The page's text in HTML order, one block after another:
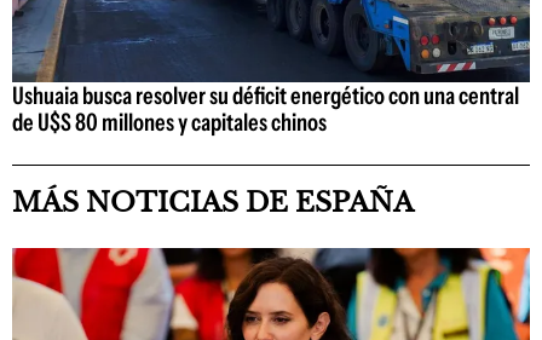
Ushuaia busca resolver su déficit energético con una central
de U$S 80 millones y capitales chinos
MÁS NOTICIAS DE ESPAÑA